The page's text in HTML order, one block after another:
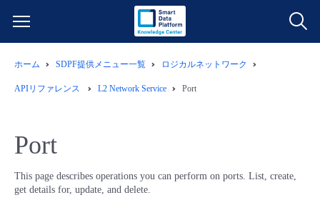
サービス一覧
クラウド/サーバー
ネットワーク
データ利活用
クラウド/サーバー
料金情報
料金シミュレーター
ご利用開始ガイド
ホーム SDPF提供メニュー一覧 ロジカルネットワーク
APIリファレンス L2 Network Service Port
Port
This page describes operations you can perform on ports. List, create,
get details for, update, and delete.